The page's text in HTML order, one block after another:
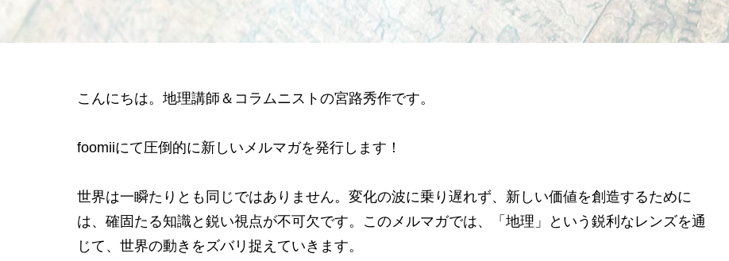
こんにちは。地理講師＆コラムニストの宮路秀作です。
foomiiにて圧倒的に新しいメルマガを発行します！
世界は一瞬たりとも同じではありません。変化の波に乗り遅れず、新しい価値を創造するために
は、確固たる知識と鋭い視点が不可欠です。このメルマガでは、「地理」という鋭利なレンズを通
じて、世界の動きをズバリ捉えていきます。